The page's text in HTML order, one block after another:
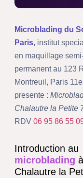
Microblading du
Paris, institut
en maquillage
permanent au 123
Montreuil, Paris
presente :
Chalautre la Petite
RDV 06 95 86 55
Introduction au
microblading à
Chalautre la